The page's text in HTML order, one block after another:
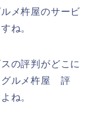
メ杵屋のサービ
ね。
の評判がどこに
グルメ杵屋 評
ね。